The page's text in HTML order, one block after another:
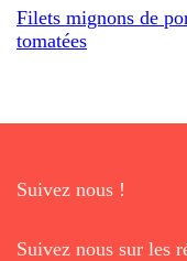
Filets mignons de
tomatées
Suivez nous !
Suivez nous sur les